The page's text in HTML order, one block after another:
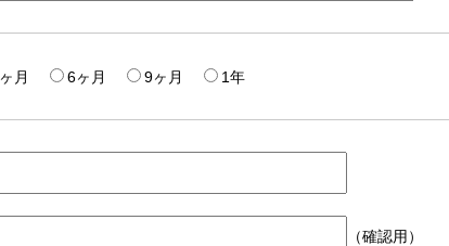
月 6ヶ月 9ヶ月 1年
（確認用）